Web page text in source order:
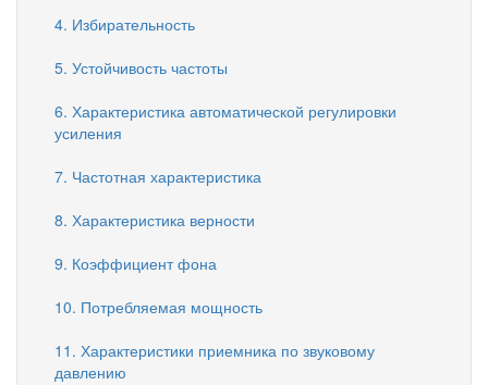
4. Избирательность
5. Устойчивость частоты
6. Характеристика автоматической регулировки
усиления
7. Частотная характеристика
8. Характеристика верности
9. Коэффициент фона
10. Потребляемая мощность
11. Характеристики приемника по звуковому
давлению